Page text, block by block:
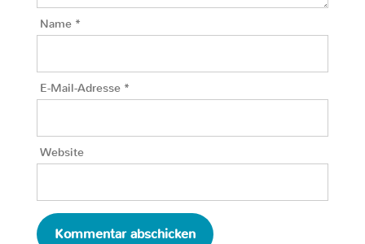
Name *
E-Mail-Adresse *
Website